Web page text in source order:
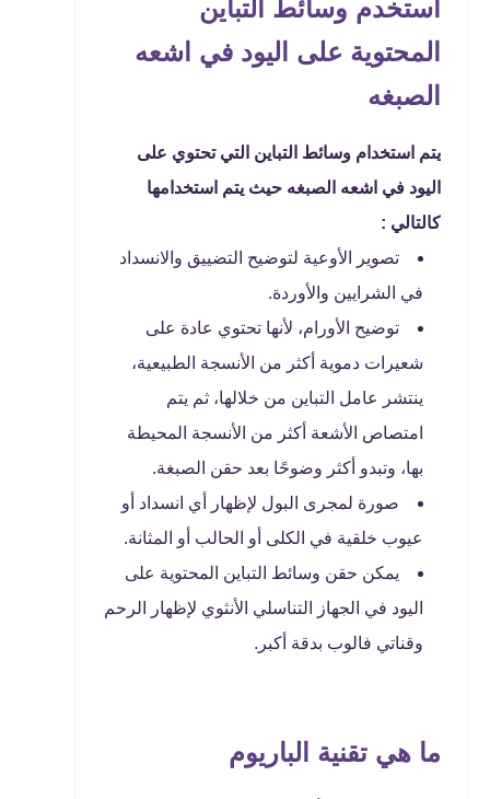
استخدم وسائط التباين
المحتوية على اليود في اشعه
الصبغه
يتم استخدام وسائط التباين التي تحتوي على
اليود في اشعه الصبغه حيث يتم استخدامها
كالتالي :
تصوير الأوعية لتوضيح التضييق والانسداد
في الشرايين والأوردة.
توضيح الأورام، لأنها تحتوي عادة على
شعيرات دموية أكثر من الأنسجة الطبيعية،
ينتشر عامل التباين من خلالها، ثم يتم
امتصاص الأشعة أكثر من الأنسجة المحيطة
بها، وتبدو أكثر وضوحًا بعد حقن الصبغة.
صورة لمجرى البول لإظهار أي انسداد أو
عيوب خلقية في الكلى أو الحالب أو المثانة.
يمكن حقن وسائط التباين المحتوية على
اليود في الجهاز التناسلي الأنثوي لإظهار الرحم
وقناتي فالوب بدقة أكبر.
ما هي تقنية الباريوم